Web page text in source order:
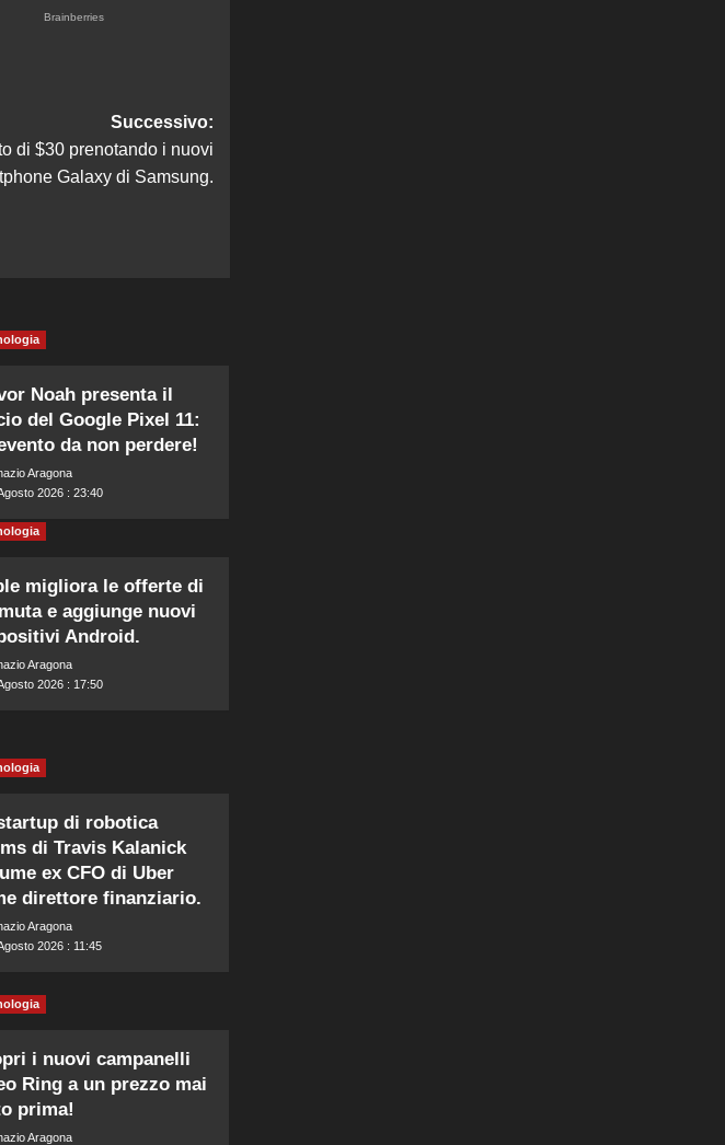
Successivo:
di $30 prenotando i nuovi
Galaxy di Samsung.
Noah presenta il
del Google Pixel 11:
da non perdere!
Aragona
2026 : 23:40
migliora le offerte di
e aggiunge nuovi
Android.
Aragona
2026 : 17:50
di robotica
di Travis Kalanick
ex CFO di Uber
direttore finanziario.
Aragona
2026 : 11:45
i nuovi campanelli
Ring a un prezzo mai
prima!
Aragona